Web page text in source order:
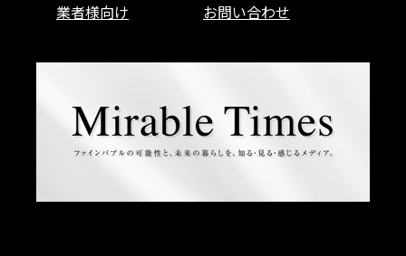
業者様向け
お問い合わせ